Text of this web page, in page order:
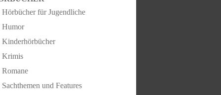
Hörbücher für Jugendliche
Humor
Kinderhörbücher
Krimis
Romane
Sachthemen und Features